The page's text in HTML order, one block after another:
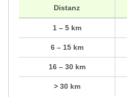
Distanz
1 – 5 km
6 – 15 km
16 – 30 km
> 30 km